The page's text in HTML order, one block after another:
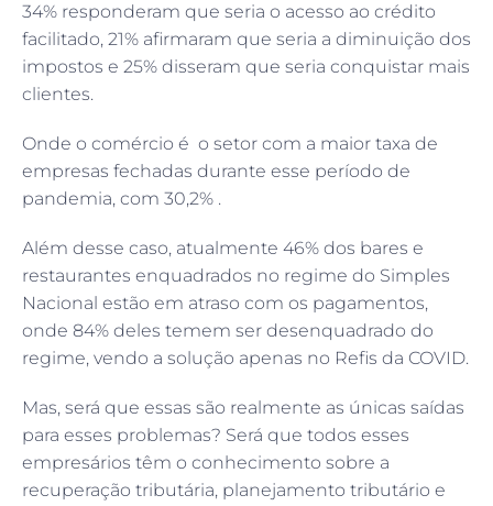
34% responderam que seria o acesso ao crédito
facilitado, 21% afirmaram que seria a diminuição dos
impostos e 25% disseram que seria conquistar mais
clientes.
Onde o comércio é o setor com a maior taxa de
empresas fechadas durante esse período de
pandemia, com 30,2% .
Além desse caso, atualmente 46% dos bares e
restaurantes enquadrados no regime do Simples
Nacional estão em atraso com os pagamentos,
onde 84% deles temem ser desenquadrado do
regime, vendo a solução apenas no Refis da COVID.
Mas, será que essas são realmente as únicas saídas
para esses problemas? Será que todos esses
empresários têm o conhecimento sobre a
recuperação tributária, planejamento tributário e